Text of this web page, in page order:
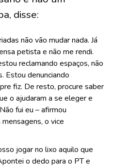
disse:
não vão mudar nada. Já
petista e não me rendi.
reclamando espaços, não
Estou denunciando
fiz. De resto, procure saber
o ajudaram a se eleger e
fui eu – afirmou
o vice
jogar no lixo aquilo que
o dedo para o PT e